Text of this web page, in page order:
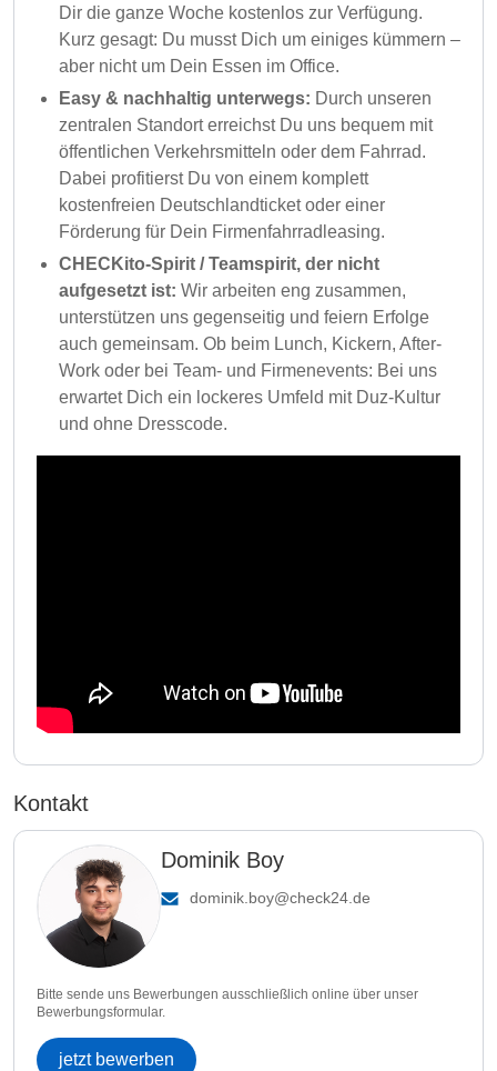
Dir die ganze Woche kostenlos zur Verfügung.
Kurz gesagt: Du musst Dich um einiges kümmern –
aber nicht um Dein Essen im Office.
Easy & nachhaltig unterwegs: Durch unseren
zentralen Standort erreichst Du uns bequem mit
öffentlichen Verkehrsmitteln oder dem Fahrrad.
Dabei profitierst Du von einem komplett
kostenfreien Deutschlandticket oder einer
Förderung für Dein Firmenfahrradleasing.
CHECKito-Spirit / Teamspirit, der nicht
aufgesetzt ist: Wir arbeiten eng zusammen,
unterstützen uns gegenseitig und feiern Erfolge
auch gemeinsam. Ob beim Lunch, Kickern, After-
Work oder bei Team- und Firmenevents: Bei uns
erwartet Dich ein lockeres Umfeld mit Duz-Kultur
und ohne Dresscode.
Kontakt
Dominik Boy
dominik.boy@check24.de
Bitte sende uns Bewerbungen ausschließlich online über unser
Bewerbungsformular.
jetzt bewerben